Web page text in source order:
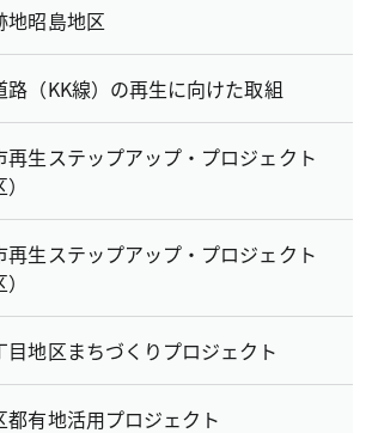
地昭島地区
路（KK線）の再生に向けた取組
再生ステップアップ・プロジェクト
再生ステップアップ・プロジェクト
目地区まちづくりプロジェクト
都有地活用プロジェクト